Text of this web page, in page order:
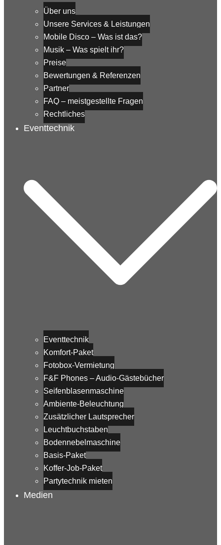
Über uns
Unsere Services & Leistungen
Mobile Disco – Was ist das?
Musik – Was spielt ihr?
Preise
Bewertungen & Referenzen
Partner
FAQ – meistgestellte Fragen
Rechtliches
Eventtechnik
Eventtechnik
Komfort-Paket
Fotobox-Vermietung
F&F Phones – Audio-Gästebücher
Seifenblasenmaschine
Ambiente-Beleuchtung
Zusätzlicher Lautsprecher
Leuchtbuchstaben
Bodennebelmaschine
Basis-Paket
Koffer-Job-Paket
Partytechnik mieten
Medien